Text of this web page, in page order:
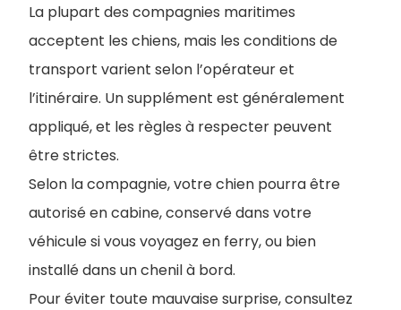
La plupart des compagnies maritimes
acceptent les chiens, mais les conditions de
transport varient selon l’opérateur et
l’itinéraire. Un supplément est généralement
appliqué, et les règles à respecter peuvent
être strictes.
Selon la compagnie, votre chien pourra être
autorisé en cabine, conservé dans votre
véhicule si vous voyagez en ferry, ou bien
installé dans un chenil à bord.
Pour éviter toute mauvaise surprise, consultez